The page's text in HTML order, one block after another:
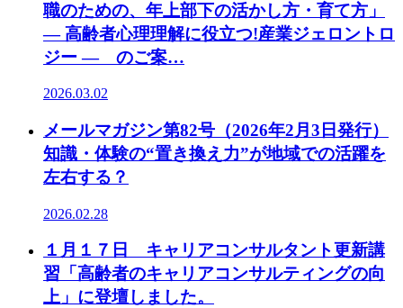
職のための、年上部下の活かし方・育て方」
― 高齢者心理理解に役立つ!産業ジェロントロ
ジー ― のご案…
2026.03.02
メールマガジン第82号（2026年2月3日発行）
知識・体験の“置き換え力”が地域での活躍を
左右する？
2026.02.28
１月１７日 キャリアコンサルタント更新講
習「高齢者のキャリアコンサルティングの向
上」に登壇しました。